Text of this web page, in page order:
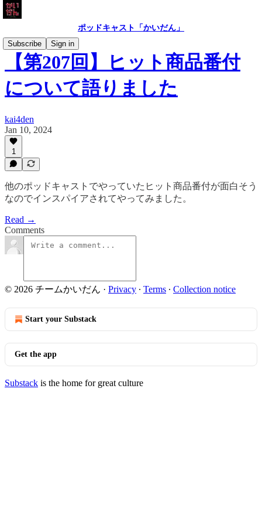
ポッドキャスト「かいだん」
Subscribe
Sign in
【第207回】ヒット商品番付
について語りました
kai4den
Jan 10, 2024
1
他のポッドキャストでやっていたヒット商品番付が面白そう
なのでインスパイアされてやってみました。
Read →
Comments
© 2026 チームかいだん · Privacy ∙ Terms ∙ Collection notice
Start your Substack
Get the app
Substack is the home for great culture